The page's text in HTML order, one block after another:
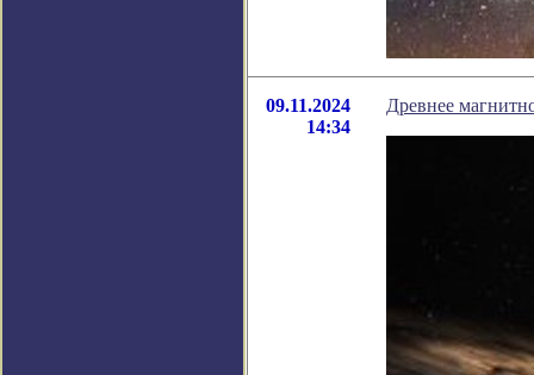
09.11.2024
14:34
Древнее